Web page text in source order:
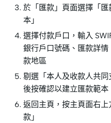
於「匯款」頁面選擇「
本」
選擇付款戶口，輸入
銀行戶口號碼、匯款詳
款地區
剔選「本人及收款人共
後按確認以建立匯款範本
返回主頁，按主頁面右
款」